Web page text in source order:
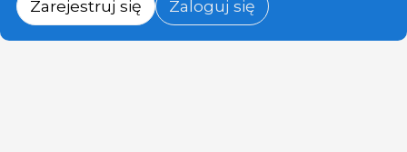
Zarejestruj się Zaloguj się